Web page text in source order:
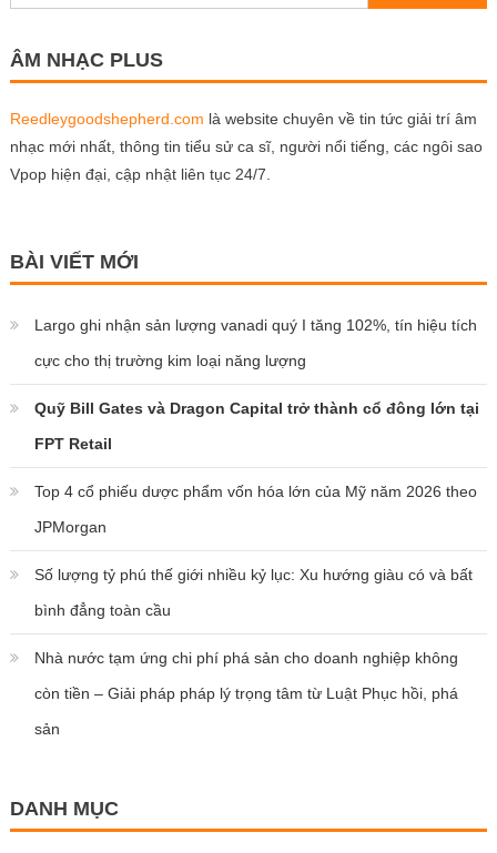
for:
ÂM NHẠC PLUS
Reedleygoodshepherd.com là website chuyên về tin tức giải trí âm
nhạc mới nhất, thông tin tiểu sử ca sĩ, người nổi tiếng, các ngôi sao
Vpop hiện đại, cập nhật liên tục 24/7.
BÀI VIẾT MỚI
Largo ghi nhận sản lượng vanadi quý I tăng 102%, tín hiệu tích
cực cho thị trường kim loại năng lượng
Quỹ Bill Gates và Dragon Capital trở thành cổ đông lớn tại
FPT Retail
Top 4 cổ phiếu dược phẩm vốn hóa lớn của Mỹ năm 2026 theo
JPMorgan
Số lượng tỷ phú thế giới nhiều kỷ lục: Xu hướng giàu có và bất
bình đẳng toàn cầu
Nhà nước tạm ứng chi phí phá sản cho doanh nghiệp không
còn tiền – Giải pháp pháp lý trọng tâm từ Luật Phục hồi, phá
sản
DANH MỤC